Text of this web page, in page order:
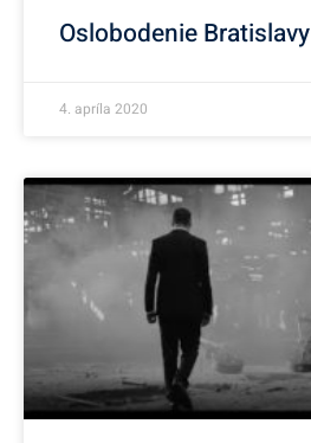
Oslobodenie Bratislavy
4. apríla 2020